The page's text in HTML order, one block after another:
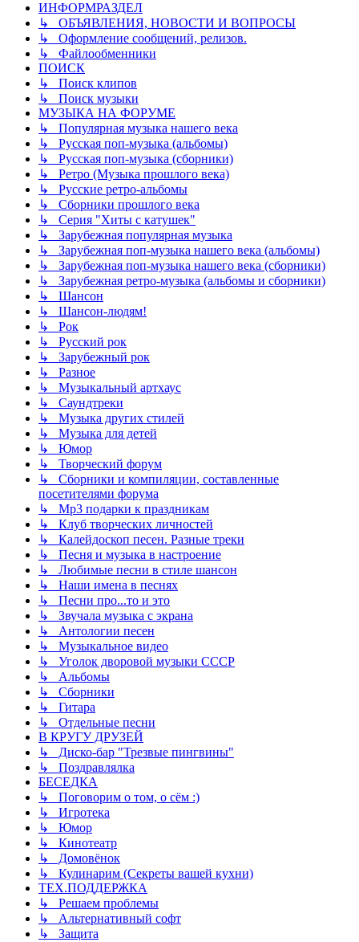
ИНФОРМРАЗДЕЛ
↳ ОБЪЯВЛЕНИЯ, НОВОСТИ И ВОПРОСЫ
↳ Оформление сообщений, релизов.
↳ Файлообменники
ПОИСК
↳ Поиск клипов
↳ Поиск музыки
МУЗЫКА НА ФОРУМЕ
↳ Популярная музыка нашего века
↳ Русская поп-музыка (альбомы)
↳ Русская поп-музыка (сборники)
↳ Ретро (Музыка прошлого века)
↳ Русские ретро-альбомы
↳ Сборники прошлого века
↳ Серия "Хиты с катушек"
↳ Зарубежная популярная музыка
↳ Зарубежная поп-музыка нашего века (альбомы)
↳ Зарубежная поп-музыка нашего века (сборники)
↳ Зарубежная ретро-музыка (альбомы и сборники)
↳ Шансон
↳ Шансон-людям!
↳ Рок
↳ Русский рок
↳ Зарубежный рок
↳ Разное
↳ Музыкальный артхаус
↳ Саундтреки
↳ Музыка других стилей
↳ Музыка для детей
↳ Юмор
↳ Творческий форум
↳ Сборники и компиляции, составленные
посетителями форума
↳ Mp3 подарки к праздникам
↳ Клуб творческих личностей
↳ Калейдоскоп песен. Разные треки
↳ Песня и музыка в настроение
↳ Любимые песни в стиле шансон
↳ Наши имена в песнях
↳ Песни про...то и это
↳ Звучала музыка с экрана
↳ Антологии песен
↳ Музыкальное видео
↳ Уголок дворовой музыки СССР
↳ Альбомы
↳ Сборники
↳ Гитара
↳ Отдельные песни
В КРУГУ ДРУЗЕЙ
↳ Диско-бар "Трезвые пингвины"
↳ Поздравлялка
БЕСЕДКА
↳ Поговорим о том, о сём :)
↳ Игротека
↳ Юмор
↳ Кинотеатр
↳ Домовёнок
↳ Кулинарим (Секреты вашей кухни)
ТЕХ.ПОДДЕРЖКА
↳ Решаем проблемы
↳ Альтернативный софт
↳ Защита